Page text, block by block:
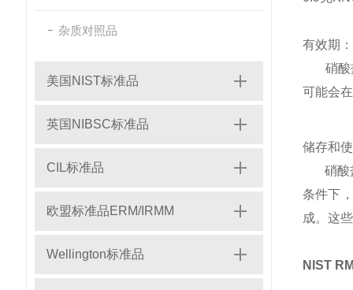
杂质对照品
美国NIST标准品
英国NIBSC标准品
CIL标准品
欧盟标准品ERM/IRMM
Wellington标准品
有效期：
硝酸盐
可能会
储存和
硝酸盐
条件下
成。这
NIST